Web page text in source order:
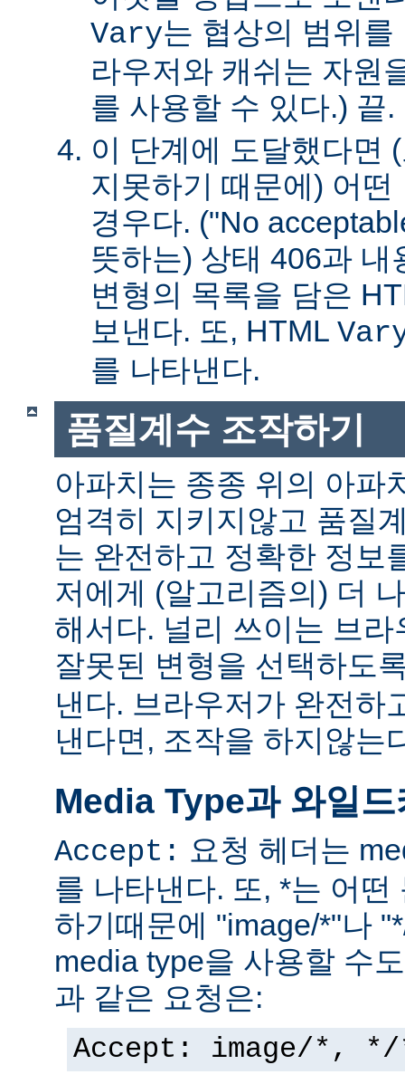
Vary는 협상의 범위
라우저와 캐쉬는 자원
를 사용할 수 있다.) 끝.
이 단계에 도달했다면
지못하기 때문에) 어
경우다. ("No
뜻하는) 상태 406과 내
변형의 목록을 담은
보낸다. 또, HTML
를 나타낸다.
품질계수 조작하기
아파치는 종종 위의 아파
엄격히 지키지않고 품질
는 완전하고 정확한 정보
저에게 (알고리즘의) 더
해서다. 널리 쓰이는 브
잘못된 변형을 선택하도
낸다. 브라우저가 완전하
낸다면, 조작을 하지않는
Media Type과 와일드
Accept: 요청 헤더는
를 나타낸다. 또, *는 어
하기때문에 "image/*"나
media type을 사용할 수
과 같은 요청은:
Accept: image/*,